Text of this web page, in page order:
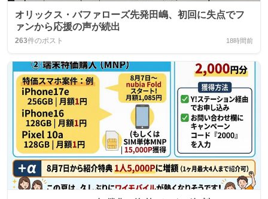
オリックス・バファローズ先発田嶋、初回に失点でフ
ァンから応援の声が続出
263件のポスト 18時間前